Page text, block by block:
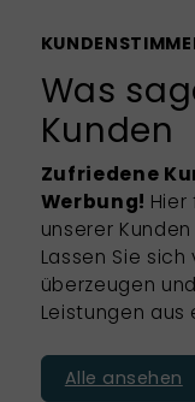
Was
Kunden
Zufriedene
Werbung!
unserer
Lassen Sie
überzeugen
Leistungen aus
Alle ansehen